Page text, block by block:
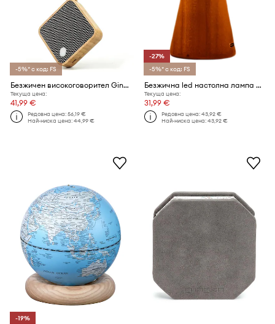
-5%* с код: FS
Безжичен високоговорител Gingko Design Mi Square Pocket Speaker 7 x 7 x 2,8 cm
Текуща цена:
41,99 €
Редовна цена:56,19 €
Най-ниска цена:44,99 €
-27%
-5%* с код: FS
Безжична led настолна лампа Gingko Design Sylva Mini 14 cm
Текуща цена:
31,99 €
Редовна цена:43,92 €
Най-ниска цена:43,92 €
-19%